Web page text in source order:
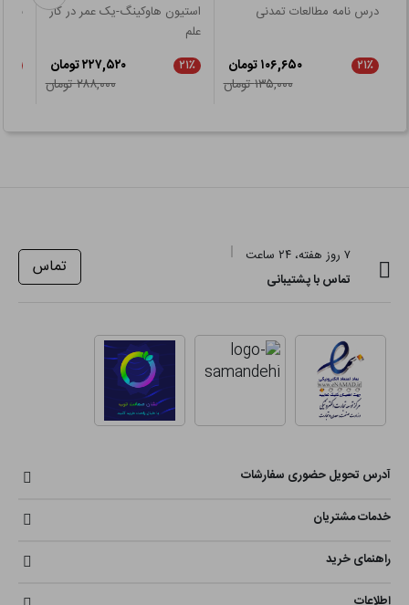
درس نامه مطالعات تمدنی
۲۱٪
۱۰۶,۶۵۰ تومان
۱۳۵,۰۰۰ تومان
استیون هاوکینگ-یک عمر در کار
علم
۲۱٪
۲۲۷,۵۲۰ تومان
۲۸۸,۰۰۰ تومان
۷ روز هفته، ۲۴ ساعت
تماس با پشتیبانی
تماس
آدرس تحویل حضوری سفارشات
خدمات مشتریان
راهنمای خرید
اطلاعات